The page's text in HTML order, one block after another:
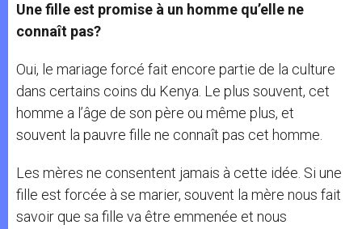
Une fille est promise à un homme qu’elle ne
connaît pas?
Oui, le mariage forcé fait encore partie de la culture
dans certains coins du Kenya. Le plus souvent, cet
homme a l’âge de son père ou même plus, et
souvent la pauvre fille ne connaît pas cet homme.
Les mères ne consentent jamais à cette idée. Si une
fille est forcée à se marier, souvent la mère nous fait
savoir que sa fille va être emmenée et nous